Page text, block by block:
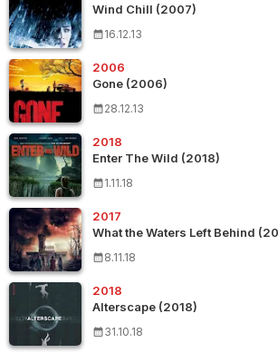
Wind Chill (2007)
16.12.13
2006
Gone (2006)
28.12.13
2018
Enter The Wild (2018)
1.11.18
2017
What the Waters Left Behind
8.11.18
2018
Alterscape (2018)
31.10.18